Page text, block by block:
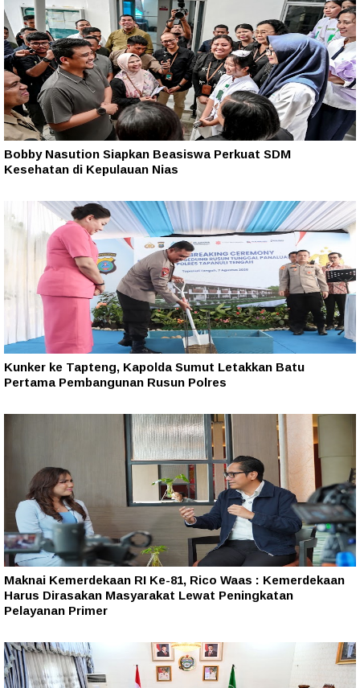
Bobby Nasution Siapkan Beasiswa Perkuat SDM
Kesehatan di Kepulauan Nias
Kunker ke Tapteng, Kapolda Sumut Letakkan Batu
Pertama Pembangunan Rusun Polres
Maknai Kemerdekaan RI Ke-81, Rico Waas : Kemerdekaan
Harus Dirasakan Masyarakat Lewat Peningkatan
Pelayanan Primer